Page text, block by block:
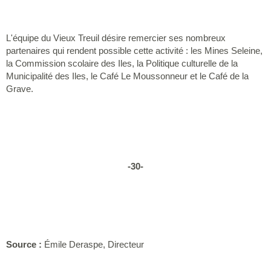
L'équipe du Vieux Treuil désire remercier ses nombreux
partenaires qui rendent possible cette activité : les Mines Seleine,
la Commission scolaire des Iles, la Politique culturelle de la
Municipalité des Iles, le Café Le Moussonneur et le Café de la
Grave.
-30-
Source : Émile Deraspe, Directeur